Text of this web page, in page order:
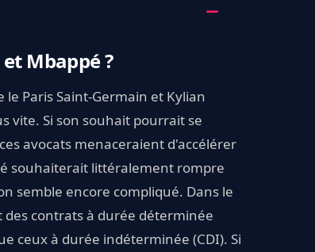
Mbappé ?
Paris Saint-Germain et Kylian
vite. Si son souhait pourrait se
avocats menaceraient d'accélérer
souhaiterait littéralement rompre
semble encore compliqué. Dans le
contrats à durée déterminée
ceux à durée indéterminée (CDI). Si